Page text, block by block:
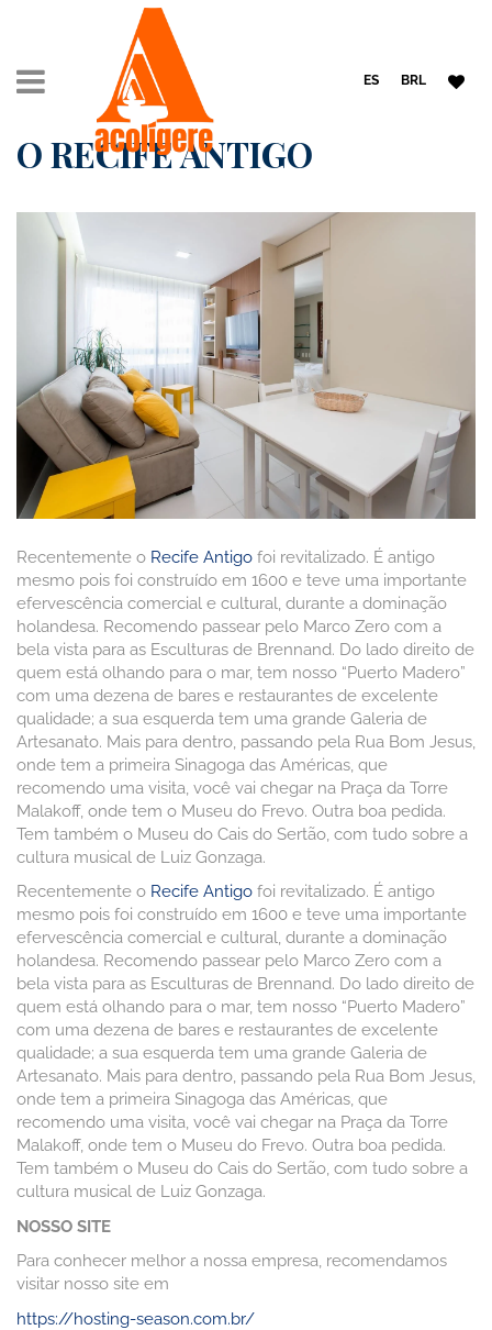
ES BRL
O RECIFE ANTIGO
Recentemente o Recife Antigo foi revitalizado. É antigo
mesmo pois foi construído em 1600 e teve uma importante
efervescência comercial e cultural, durante a dominação
holandesa. Recomendo passear pelo Marco Zero com a
bela vista para as Esculturas de Brennand. Do lado direito de
quem está olhando para o mar, tem nosso “Puerto Madero”
com uma dezena de bares e restaurantes de excelente
qualidade; a sua esquerda tem uma grande Galeria de
Artesanato. Mais para dentro, passando pela Rua Bom Jesus,
onde tem a primeira Sinagoga das Américas, que
recomendo uma visita, você vai chegar na Praça da Torre
Malakoff, onde tem o Museu do Frevo. Outra boa pedida.
Tem também o Museu do Cais do Sertão, com tudo sobre a
cultura musical de Luiz Gonzaga.
Recentemente o Recife Antigo foi revitalizado. É antigo
mesmo pois foi construído em 1600 e teve uma importante
efervescência comercial e cultural, durante a dominação
holandesa. Recomendo passear pelo Marco Zero com a
bela vista para as Esculturas de Brennand. Do lado direito de
quem está olhando para o mar, tem nosso “Puerto Madero”
com uma dezena de bares e restaurantes de excelente
qualidade; a sua esquerda tem uma grande Galeria de
Artesanato. Mais para dentro, passando pela Rua Bom Jesus,
onde tem a primeira Sinagoga das Américas, que
recomendo uma visita, você vai chegar na Praça da Torre
Malakoff, onde tem o Museu do Frevo. Outra boa pedida.
Tem também o Museu do Cais do Sertão, com tudo sobre a
cultura musical de Luiz Gonzaga.
NOSSO SITE
Para conhecer melhor a nossa empresa, recomendamos
visitar nosso site em
https://hosting-season.com.br/